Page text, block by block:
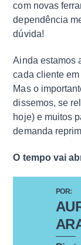
com novas
dependência
dúvida!
Ainda estamos
cada cliente
Mas o
dissemos, se
hoje) e muitos
demanda
O tempo vai
POR: